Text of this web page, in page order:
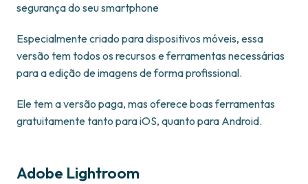
segurança do seu smartphone
Especialmente criado para dispositivos móveis, essa
versão tem todos os recursos e ferramentas necessárias
para a edição de imagens de forma profissional.
Ele tem a versão paga, mas oferece boas ferramentas
gratuitamente tanto para iOS, quanto para Android.
Adobe Lightroom